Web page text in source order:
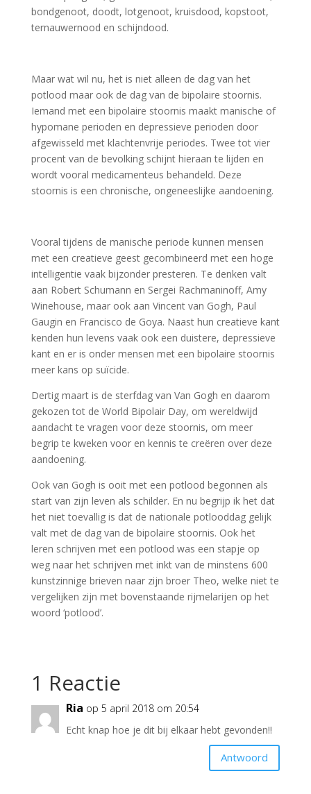
bondgenoot, doodt, lotgenoot, kruisdood, kopstoot,
ternauwernood en schijndood.
Maar wat wil nu, het is niet alleen de dag van het
potlood maar ook de dag van de bipolaire stoornis.
Iemand met een bipolaire stoornis maakt manische of
hypomane perioden en depressieve perioden door
afgewisseld met klachtenvrije periodes. Twee tot vier
procent van de bevolking schijnt hieraan te lijden en
wordt vooral medicamenteus behandeld. Deze
stoornis is een chronische, ongeneeslijke aandoening.
Vooral tijdens de manische periode kunnen mensen
met een creatieve geest gecombineerd met een hoge
intelligentie vaak bijzonder presteren. Te denken valt
aan Robert Schumann en Sergei Rachmaninoff, Amy
Winehouse, maar ook aan Vincent van Gogh, Paul
Gaugin en Francisco de Goya. Naast hun creatieve kant
kenden hun levens vaak ook een duistere, depressieve
kant en er is onder mensen met een bipolaire stoornis
meer kans op suïcide.
Dertig maart is de sterfdag van Van Gogh en daarom
gekozen tot de World Bipolair Day, om wereldwijd
aandacht te vragen voor deze stoornis, om meer
begrip te kweken voor en kennis te creëren over deze
aandoening.
Ook van Gogh is ooit met een potlood begonnen als
start van zijn leven als schilder. En nu begrijp ik het dat
het niet toevallig is dat de nationale potlooddag gelijk
valt met de dag van de bipolaire stoornis. Ook het
leren schrijven met een potlood was een stapje op
weg naar het schrijven met inkt van de minstens 600
kunstzinnige brieven naar zijn broer Theo, welke niet te
vergelijken zijn met bovenstaande rijmelarijen op het
woord ‘potlood’.
1 Reactie
Ria op 5 april 2018 om 20:54
Echt knap hoe je dit bij elkaar hebt gevonden!!
Antwoord